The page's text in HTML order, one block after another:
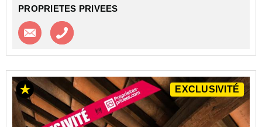
PROPRIETES PRIVEES
Contacter l'agence
EXCLUSIVITÉ